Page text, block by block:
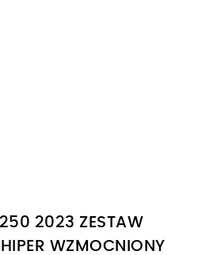
2023 ZESTAW
WZMOCNIONY